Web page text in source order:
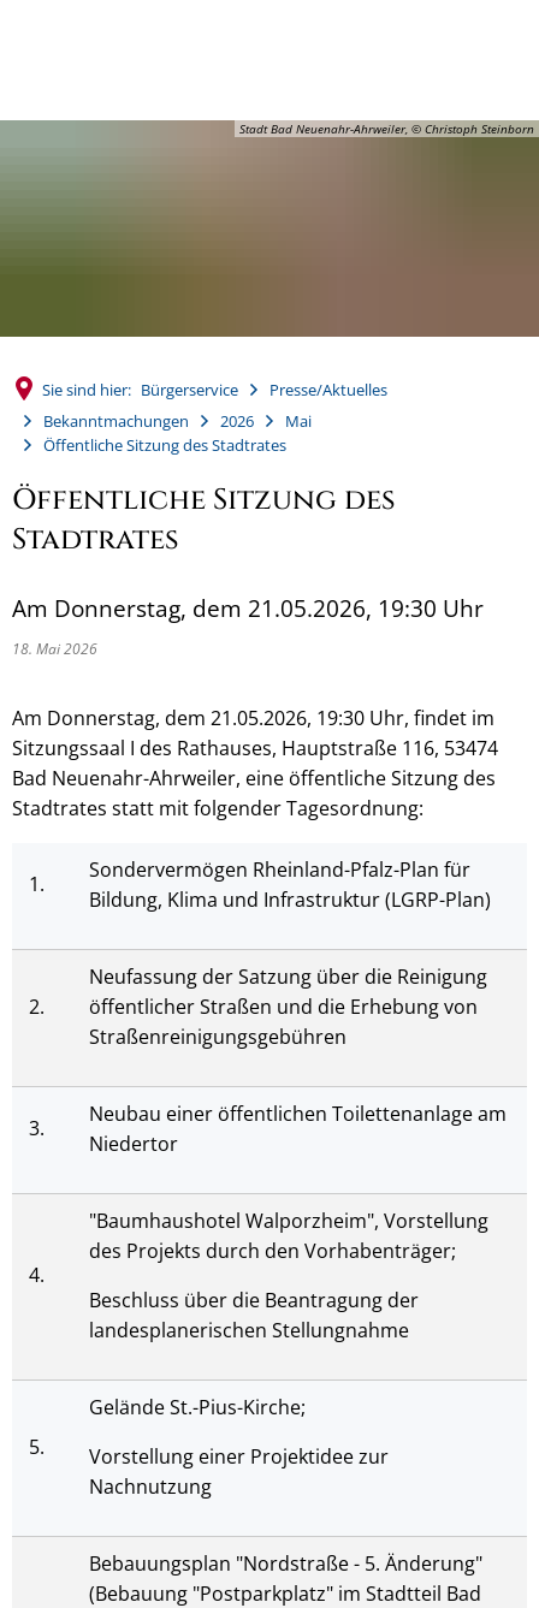
Stadt Bad Neuenahr-Ahrweiler, © Christoph Steinborn
Sie sind hier: Bürgerservice
Presse/Aktuelles
Bekanntmachungen
2026
Mai
Öffentliche Sitzung des Stadtrates
Öffentliche Sitzung des
Stadtrates
Am Donnerstag, dem 21.05.2026, 19:30 Uhr
18. Mai 2026
Am Donnerstag, dem 21.05.2026, 19:30 Uhr, findet im
Sitzungssaal I des Rathauses, Hauptstraße 116, 53474
Bad Neuenahr-Ahrweiler, eine öffentliche Sitzung des
Stadtrates statt mit folgender Tagesordnung:
1.
Sondervermögen Rheinland-Pfalz-Plan für
Bildung, Klima und Infrastruktur (LGRP-Plan)
2.
Neufassung der Satzung über die Reinigung
öffentlicher Straßen und die Erhebung von
Straßenreinigungsgebühren
3.
Neubau einer öffentlichen Toilettenanlage am
Niedertor
4.
"Baumhaushotel Walporzheim", Vorstellung
des Projekts durch den Vorhabenträger;
Beschluss über die Beantragung der
landesplanerischen Stellungnahme
5.
Gelände St.-Pius-Kirche;
Vorstellung einer Projektidee zur
Nachnutzung
Bebauungsplan "Nordstraße - 5. Änderung"
(Bebauung "Postparkplatz" im Stadtteil Bad